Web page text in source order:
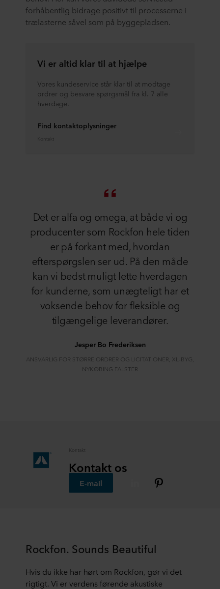
forhåbentlig bidrage positivt til processerne i
trælasterne såvel som på byggepladsen.
Vi er altid klar til at hjælpe
Vores kundeservice står klar til at modtage
ordrer og besvare spørgsmål fra kl. 7 alle
hverdage.
Find kontaktoplysninger
Kontakt
Det er alfa og omega, at både vi og
producenter som Rockfon hele tiden
er på forkant med, hvordan
efterspørgslen ser ud. På den måde
kan vi bedst muligt lette hverdagen
for kunderne, som unægteligt har et
voksende behov for fleksible og
tilgængelige leverandører.
Jesper Bo Frederiksen
ANSVARLIG FOR STØRRE ORDRER OG LICITATIONER, XL-BYG,
NYKØBING FALSTER
Kontakt
Kontakt os
E-mail
Rockfon. Sounds Beautiful
Hvis du ikke har hørt om Rockfon, gør vi det
rigtigt. Vi er verdens førende akustiske